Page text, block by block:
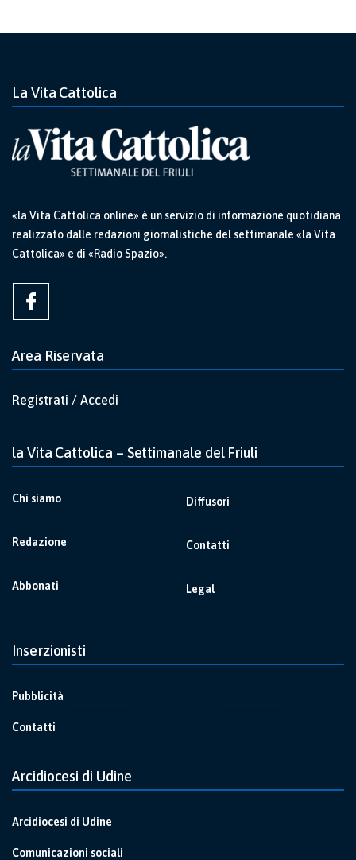
La Vita Cattolica
«la Vita Cattolica online» è un servizio di informazione quotidiana
realizzato dalle redazioni giornalistiche del settimanale «la Vita
Cattolica» e di «Radio Spazio».
Area Riservata
Registrati / Accedi
la Vita Cattolica – Settimanale del Friuli
Chi siamo
Redazione
Abbonati
Diffusori
Contatti
Legal
Inserzionisti
Pubblicità
Contatti
Arcidiocesi di Udine
Arcidiocesi di Udine
Comunicazioni sociali